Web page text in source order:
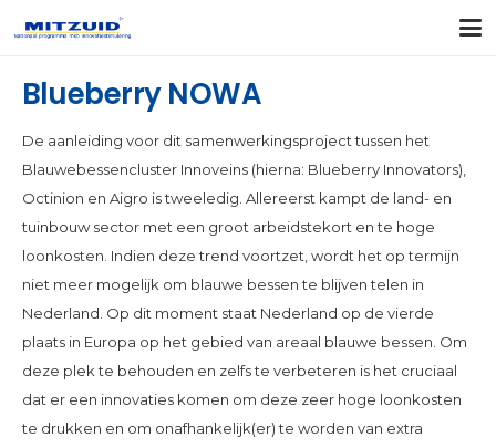
Blueberry NOWA
De aanleiding voor dit samenwerkingsproject tussen het
Blauwebessencluster Innoveins (hierna: Blueberry Innovators),
Octinion en Aigro is tweeledig. Allereerst kampt de land- en
tuinbouw sector met een groot arbeidstekort en te hoge
loonkosten. Indien deze trend voortzet, wordt het op termijn
niet meer mogelijk om blauwe bessen te blijven telen in
Nederland. Op dit moment staat Nederland op de vierde
plaats in Europa op het gebied van areaal blauwe bessen. Om
deze plek te behouden en zelfs te verbeteren is het cruciaal
dat er een innovaties komen om deze zeer hoge loonkosten
te drukken en om onafhankelijk(er) te worden van extra